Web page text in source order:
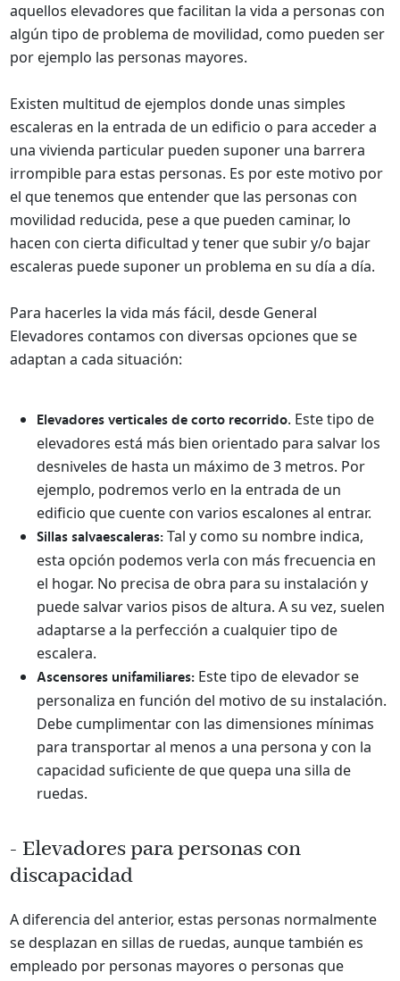
aquellos elevadores que facilitan la vida a personas con
algún tipo de problema de movilidad, como pueden ser
por ejemplo las personas mayores.
Existen multitud de ejemplos donde unas simples
escaleras en la entrada de un edificio o para acceder a
una vivienda particular pueden suponer una barrera
irrompible para estas personas. Es por este motivo por
el que tenemos que entender que las personas con
movilidad reducida, pese a que pueden caminar, lo
hacen con cierta dificultad y tener que subir y/o bajar
escaleras puede suponer un problema en su día a día.
Para hacerles la vida más fácil, desde General
Elevadores contamos con diversas opciones que se
adaptan a cada situación:
Elevadores verticales de corto recorrido. Este tipo de
elevadores está más bien orientado para salvar los
desniveles de hasta un máximo de 3 metros. Por
ejemplo, podremos verlo en la entrada de un
edificio que cuente con varios escalones al entrar.
Sillas salvaescaleras: Tal y como su nombre indica,
esta opción podemos verla con más frecuencia en
el hogar. No precisa de obra para su instalación y
puede salvar varios pisos de altura. A su vez, suelen
adaptarse a la perfección a cualquier tipo de
escalera.
Ascensores unifamiliares: Este tipo de elevador se
personaliza en función del motivo de su instalación.
Debe cumplimentar con las dimensiones mínimas
para transportar al menos a una persona y con la
capacidad suficiente de que quepa una silla de
ruedas.
- Elevadores para personas con
discapacidad
A diferencia del anterior, estas personas normalmente
se desplazan en sillas de ruedas, aunque también es
empleado por personas mayores o personas que